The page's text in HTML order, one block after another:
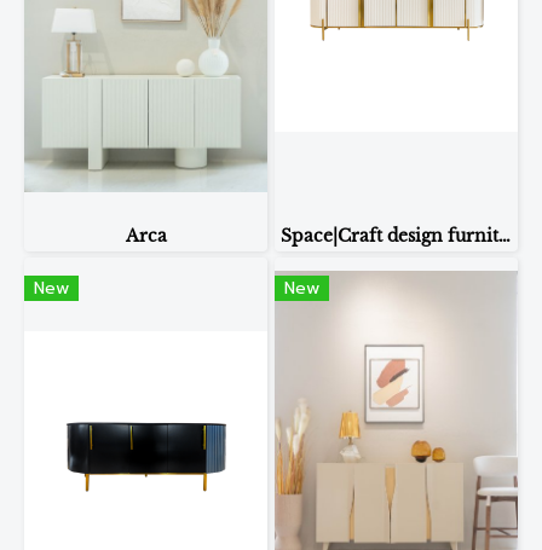
Arca Space|Craft design furniture & living โต๊ะคอนโซล รุ่น 214 ขนาด 200 cm.
New New